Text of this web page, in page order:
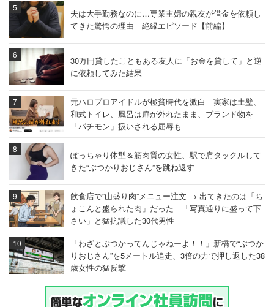
夫は大手勤務なのに…専業主婦の親友が借金を依頼し
てきた驚愕の理由 絶縁エピソード【前編】
30万円貸したこともある友人に「お金を貸して」と逆
に依頼してみた結果
元ハロプロアイドルが極貧時代を激白 実家は土壁、
和式トイレ、風呂は扉が外れたまま、ブランド物を
「パチモン」扱いされる屈辱も
ぽっちゃり体型＆筋肉質の女性、駅で肩タックルして
きた“ぶつかりおじさん”を跳ね返す
飲食店で“山盛り肉”メニュー注文 → 出てきたのは「ち
ょこんと盛られた肉」だった 「写真通りに盛って下
さい」と猛抗議した30代男性
「わざとぶつかってんじゃねーよ！！」新橋で“ぶつか
りおじさん”を5メートル追走、3倍の力で押し返した38
歳女性の猛反撃